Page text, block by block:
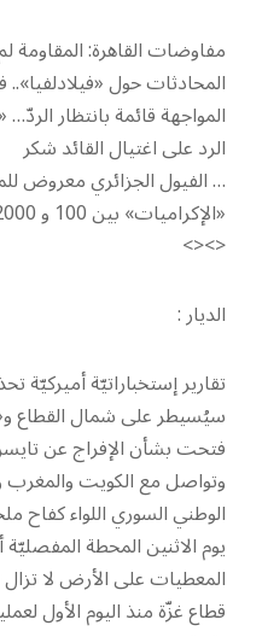
مفاوضات القاهرة:
المحادثات حول
المواجهة قائمة بانتظار
الرد على اغتيال القائد شكر
«الإكراميات» بين 100 و 2000 دولار: النافعة تعود إلى سيرتها الأولى
<><>
الديار :
تقارير إستخباراتيّة
سيُسيطر على شمال القطاع
وتواصل مع الكويت والمغرب
الوطني السوري اللواء
يوم الاثنين المحطة
المعطيات على الأرض لا
قطاع غزّة منذ اليوم الأول